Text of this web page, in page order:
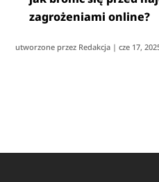
zagrożeniami online?
utworzone przez Redakcja |cze 17,